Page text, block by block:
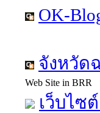
OK-
จังหวัด
Web Site in BRR
เว็บไซ